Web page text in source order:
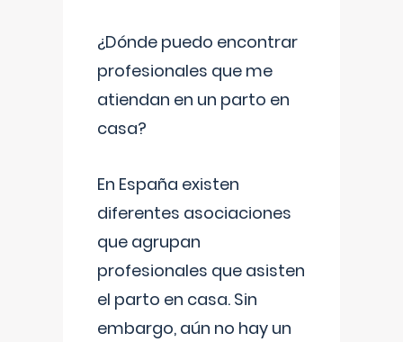
¿Dónde puedo encontrar
profesionales que me
atiendan en un parto en
casa?
En España existen
diferentes asociaciones
que agrupan
profesionales que asisten
el parto en casa. Sin
embargo, aún no hay un